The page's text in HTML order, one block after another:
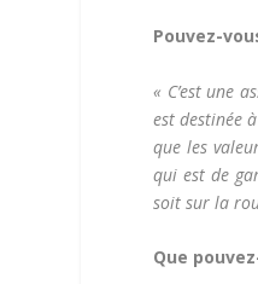
Pouvez-
« C’est une
est destinée
que les
qui est de
soit sur la
Que